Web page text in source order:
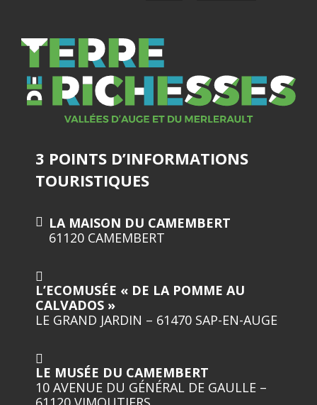
3 POINTS D’INFORMATIONS
TOURISTIQUES
LA MAISON DU CAMEMBERT
61120 CAMEMBERT
L’ECOMUSÉE « DE LA POMME AU
CALVADOS »
LE GRAND JARDIN – 61470 SAP-EN-AUGE
LE MUSÉE DU CAMEMBERT
10 AVENUE DU GÉNÉRAL DE GAULLE –